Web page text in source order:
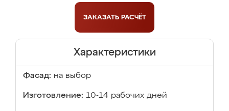
ЗАКАЗАТЬ РАСЧЁТ
Характеристики
Фасад: на выбор
Изготовление: 10-14 рабочих дней